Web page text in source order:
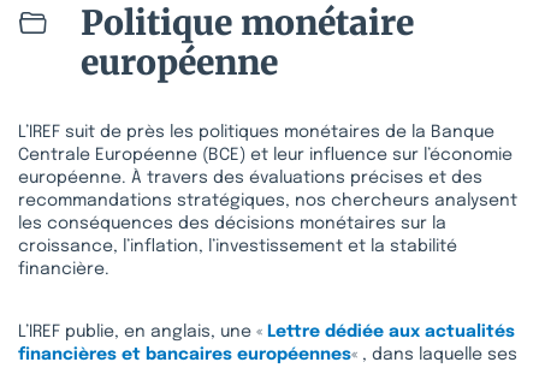
Politique monétaire
européenne
L’IREF suit de près les politiques monétaires de la Banque
Centrale Européenne (BCE) et leur influence sur l’économie
européenne. À travers des évaluations précises et des
recommandations stratégiques, nos chercheurs analysent
les conséquences des décisions monétaires sur la
croissance, l’inflation, l’investissement et la stabilité
financière.
L’IREF publie, en anglais, une « Lettre dédiée aux actualités
financières et bancaires européennes« , dans laquelle ses